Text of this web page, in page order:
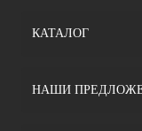
КАТАЛОГ
НАШИ